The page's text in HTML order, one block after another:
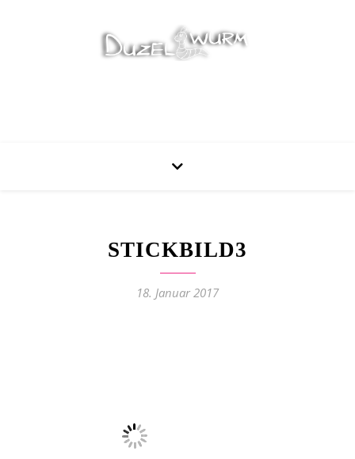
STICKBILD3
18. Januar 2017